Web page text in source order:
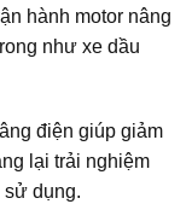
hành motor nâng
như xe dầu
điện giúp giảm
lại trải nghiệm
sử dụng.